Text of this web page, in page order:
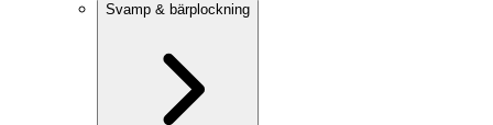
Svamp & bärplockning